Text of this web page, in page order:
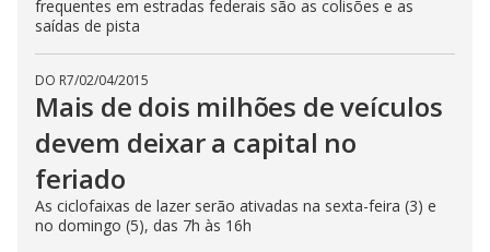
frequentes em estradas federais são as colisões e as
saídas de pista
DO R7/02/04/2015
Mais de dois milhões de veículos
devem deixar a capital no
feriado
As ciclofaixas de lazer serão ativadas na sexta-feira (3) e
no domingo (5), das 7h às 16h